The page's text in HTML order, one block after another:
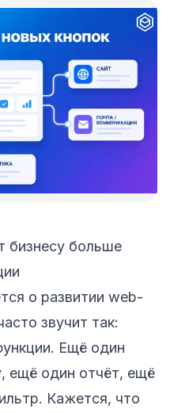
бизнесу больше
о развитии web-
звучит так:
Ещё один
ещё один отчёт, ещё
Кажется, что